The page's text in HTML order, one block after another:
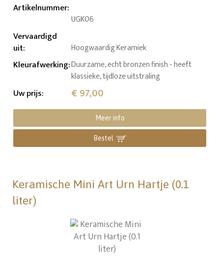
Artikelnummer:
UGK06
Vervaardigd
uit: Hoogwaardig Keramiek
Kleurafwerking:Duurzame, echt bronzen finish - heeft
klassieke, tijdloze uitstraling
Uw prijs: € 97,00
Meer info
Bestel
Keramische Mini Art Urn Hartje (0.1
liter)